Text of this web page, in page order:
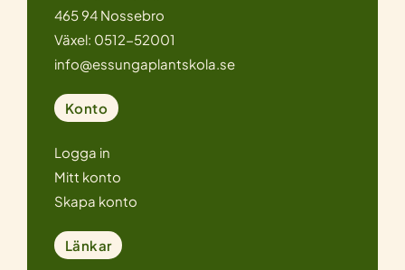
465 94 Nossebro
Växel: 0512-52001
info@essungaplantskola.se
Konto
Logga in
Mitt konto
Skapa konto
Länkar